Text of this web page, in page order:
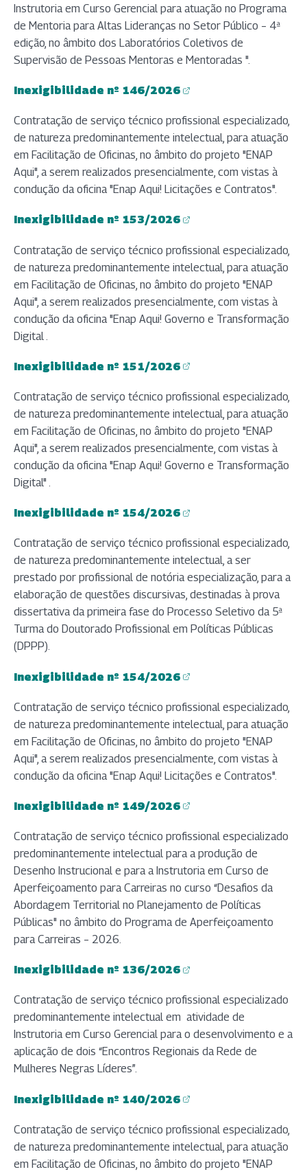
Instrutoria em Curso Gerencial para atuação no Programa
de Mentoria para Altas Lideranças no Setor Público – 4ª
edição, no âmbito dos Laboratórios Coletivos de
Supervisão de Pessoas Mentoras e Mentoradas ".
Inexigibilidade nº 146/2026
(abre em nova aba)
Contratação de serviço técnico profissional especializado,
de natureza predominantemente intelectual, para atuação
em Facilitação de Oficinas, no âmbito do projeto "ENAP
Aqui", a serem realizados presencialmente, com vistas à
condução da oficina "Enap Aqui! Licitações e Contratos".
Inexigibilidade nº 153/2026
(abre em nova aba)
Contratação de serviço técnico profissional especializado,
de natureza predominantemente intelectual, para atuação
em Facilitação de Oficinas, no âmbito do projeto "ENAP
Aqui", a serem realizados presencialmente, com vistas à
condução da oficina "Enap Aqui! Governo e Transformação
Digital .
Inexigibilidade nº 151/2026
(abre em nova aba)
Contratação de serviço técnico profissional especializado,
de natureza predominantemente intelectual, para atuação
em Facilitação de Oficinas, no âmbito do projeto "ENAP
Aqui", a serem realizados presencialmente, com vistas à
condução da oficina "Enap Aqui! Governo e Transformação
Digital" .
Inexigibilidade nº 154/2026
(abre em nova aba)
Contratação de serviço técnico profissional especializado,
de natureza predominantemente intelectual, a ser
prestado por profissional de notória especialização, para a
elaboração de questões discursivas, destinadas à prova
dissertativa da primeira fase do Processo Seletivo da 5ª
Turma do Doutorado Profissional em Políticas Públicas
(DPPP).
Inexigibilidade nº 154/2026
(abre em nova aba)
Contratação de serviço técnico profissional especializado,
de natureza predominantemente intelectual, para atuação
em Facilitação de Oficinas, no âmbito do projeto "ENAP
Aqui", a serem realizados presencialmente, com vistas à
condução da oficina "Enap Aqui! Licitações e Contratos".
Inexigibilidade nº 149/2026
(abre em nova aba)
Contratação de serviço técnico profissional especializado
predominantemente intelectual para a produção de
Desenho Instrucional e para a Instrutoria em Curso de
Aperfeiçoamento para Carreiras no curso “Desafios da
Abordagem Territorial no Planejamento de Políticas
Públicas" no âmbito do Programa de Aperfeiçoamento
para Carreiras – 2026.
Inexigibilidade nº 136/2026
(abre em nova aba)
Contratação de serviço técnico profissional especializado
predominantemente intelectual em atividade de
Instrutoria em Curso Gerencial para o desenvolvimento e a
aplicação de dois “Encontros Regionais da Rede de
Mulheres Negras Líderes”.
Inexigibilidade nº 140/2026
(abre em nova aba)
Contratação de serviço técnico profissional especializado,
de natureza predominantemente intelectual, para atuação
em Facilitação de Oficinas, no âmbito do projeto "ENAP